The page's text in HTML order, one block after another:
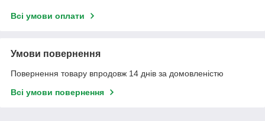
Всі умови оплати
Умови повернення
Повернення товару впродовж 14 днів за домовленістю
Всі умови повернення